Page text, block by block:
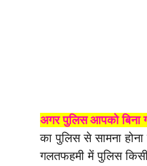
अगर पुलिस आपको
का पुलिस से सामना
गलतफहमी में पुलिस